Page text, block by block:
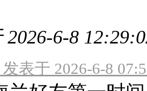
6-8
表于 2026-6-8